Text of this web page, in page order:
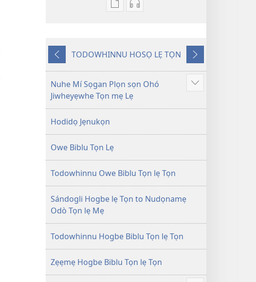
Lehe
yin
gbọn
Owe
Wiwe
Lẹdogbedevomẹ
Yọyọ
Tọn
(Zinjẹgbonu
2015
Tọn)
Lehe
yin
gbọn
Owe
Lẹdogbedevomẹ
Yọyọ
Tọn
(Zinjẹgbonu
2015
Yigodo
TODOWHINNU HOSỌ LẸ TỌN
Yinukọn
Nuhe Mí Sọgan Plọn sọn Ohó
Jiwheyẹwhe Tọn mẹ Lẹ
Show
Hodidọ Jẹnukọn
Owe Biblu Tọn Lẹ
Todowhinnu Owe Biblu Tọn lẹ Tọn
Sándogli Hogbe lẹ Tọn to Nudọnamẹ
Odò Tọn lẹ Mẹ
Todowhinnu Hogbe Biblu Tọn lẹ Tọn
Zẹẹmẹ Hogbe Biblu Tọn lẹ Tọn